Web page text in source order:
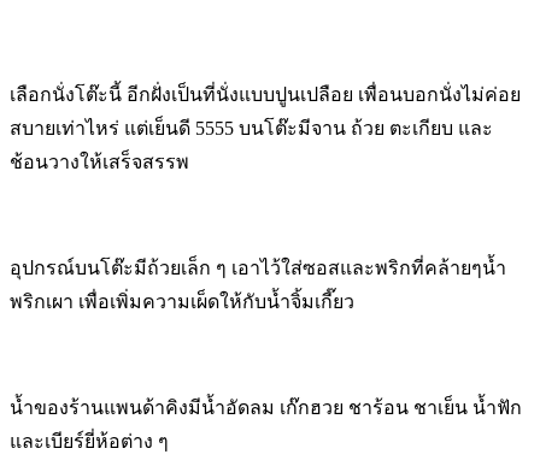
เลือกนั่งโต๊ะนี้ อีกฝั่งเป็นที่นั่งแบบปูนเปลือย เพื่อนบอกนั่งไม่ค่อย
สบายเท่าไหร่ แต่เย็นดี 5555 บนโต๊ะมีจาน ถ้วย ตะเกียบ และ
ช้อนวางให้เสร็จสรรพ
อุปกรณ์บนโต๊ะมีถ้วยเล็ก ๆ เอาไว้ใส่ซอสและพริกที่คล้ายๆน้ำ
พริกเผา เพื่อเพิ่มความเผ็ดให้กับน้ำจิ้มเกี๊ยว
น้ำของร้านแพนด้าคิงมีน้ำอัดลม เก๊กฮวย ชาร้อน ชาเย็น น้ำฟัก
และเบียร์ยี่ห้อต่าง ๆ